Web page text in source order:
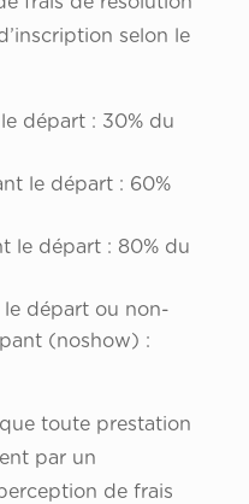
selon le
départ : 30% du
le départ : 60%
le départ : 80% du
le départ ou non-
(noshow) :
toute prestation
par un
de frais